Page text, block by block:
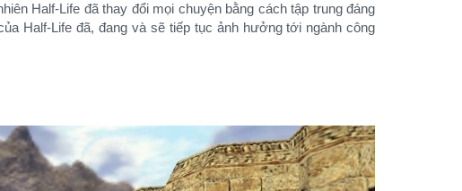
Half-Life đã thay đổi mọi chuyện bằng cách tập trung đáng
Half-Life đã, đang và sẽ tiếp tục ảnh hưởng tới ngành công